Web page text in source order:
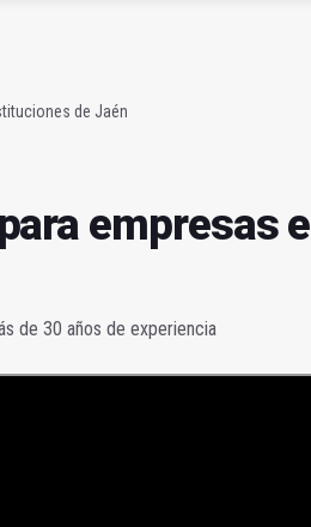
de Jaén
empresas e
de 30 años de experiencia